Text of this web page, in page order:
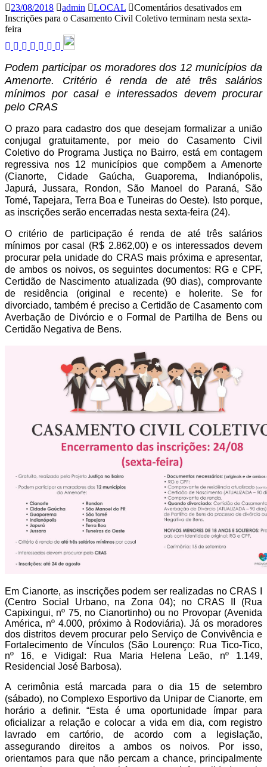
23/08/2018 admin LOCAL Comentários desativados em
Inscrições para o Casamento Civil Coletivo terminam nesta sexta-
feira
Podem participar os moradores dos 12 municípios da
Amenorte. Critério é renda de até três salários
mínimos por casal e interessados devem procurar
pelo CRAS
O prazo para cadastro dos que desejam formalizar a união
conjugal gratuitamente, por meio do Casamento Civil
Coletivo do Programa Justiça no Bairro, está em contagem
regressiva nos 12 municípios que compõem a Amenorte
(Cianorte, Cidade Gaúcha, Guaporema, Indianópolis,
Japurá, Jussara, Rondon, São Manoel do Paraná, São
Tomé, Tapejara, Terra Boa e Tuneiras do Oeste). Isto porque,
as inscrições serão encerradas nesta sexta-feira (24).
O critério de participação é renda de até três salários
mínimos por casal (R$ 2.862,00) e os interessados devem
procurar pela unidade do CRAS mais próxima e apresentar,
de ambos os noivos, os seguintes documentos: RG e CPF,
Certidão de Nascimento atualizada (90 dias), comprovante
de residência (original e recente) e holerite. Se for
divorciado, também é preciso a Certidão de Casamento com
Averbação de Divórcio e o Formal de Partilha de Bens ou
Certidão Negativa de Bens.
Em Cianorte, as inscrições podem ser realizadas no CRAS I
(Centro Social Urbano, na Zona 04); no CRAS II (Rua
Capixingui, nº 75, no Cianortinho) ou no Provopar (Avenida
América, nº 4.000, próximo à Rodoviária). Já os moradores
dos distritos devem procurar pelo Serviço de Convivência e
Fortalecimento de Vínculos (São Lourenço: Rua Tico-Tico,
nº 16, e Vidigal: Rua Maria Helena Leão, nº 1.149,
Residencial José Barbosa).
A cerimônia está marcada para o dia 15 de setembro
(sábado), no Complexo Esportivo da Unipar de Cianorte, em
horário a definir. “Esta é uma oportunidade ímpar para
oficializar a relação e colocar a vida em dia, com registro
lavrado em cartório, de acordo com a legislação,
assegurando direitos a ambos os noivos. Por isso,
orientamos para que não percam a chance, principalmente